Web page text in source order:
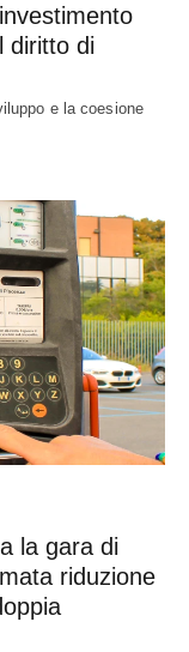
diritto di
e la coesione
la gara di
riduzione